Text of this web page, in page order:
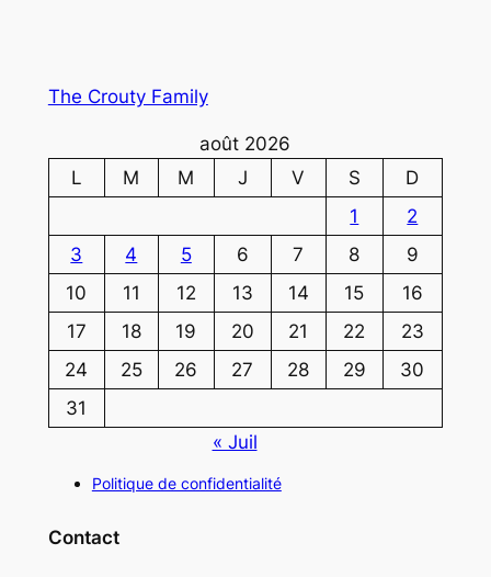
The Crouty Family
août 2026
L
M M J V S
D
1
2
3
4 5 6 7 8
9
10
11 12 13 14 15
16
17
18 19 20 21 22
23
24
25 26 27 28 29
30
31
« Juil
Politique de confidentialité
Contact